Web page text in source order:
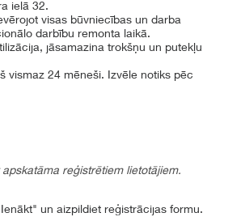
ielā 32.
visas būvniecības un darba
darbību remonta laikā.
jāsamazina trokšņu un putekļu
vismaz 24 mēneši. Izvēle notiks pēc
reģistrētiem lietotājiem.
un aizpildiet reģistrācijas formu.